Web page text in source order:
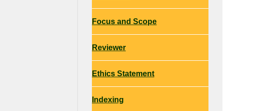
Focus and Scope
Reviewer
Ethics Statement
Indexing